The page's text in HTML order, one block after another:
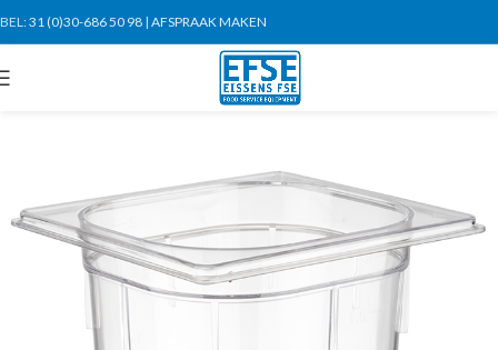
BEL:31 (0)30-686 50 98 | AFSPRAAK MAKEN